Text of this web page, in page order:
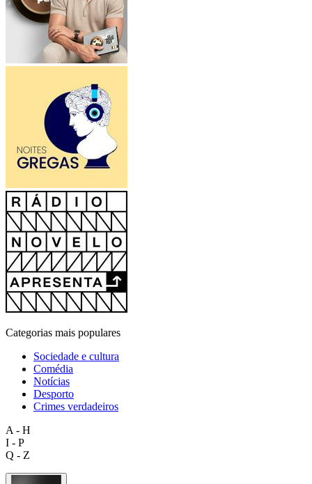
Categorias mais populares
Sociedade e cultura
Comédia
Notícias
Desporto
Crimes verdadeiros
A - H
I - P
Q - Z